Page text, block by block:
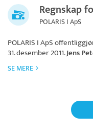
Regnskap
POLARIS I ApS
POLARIS I ApS
31. desember 2011.Jens
SE MERE